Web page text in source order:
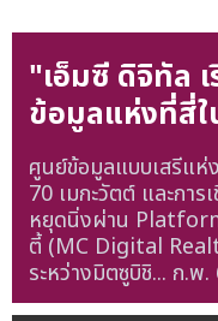
"เอ็มซี ดิจิทัล
ข้อมูลแห่งที่สี่ใ
ศูนย์ข้อมูลแบบเสรีแห่
70 เมกะวัตต์ และกา
หยุดนิ่งผ่าน
ตี้ (MC Digital
ระหว่างมิตซูบิชิ... ก.พ.